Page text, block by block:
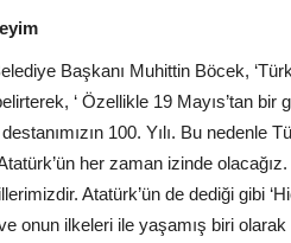
Başkanı Muhittin Böcek,
‘ Özellikle 19 Mayıs’tan bir
100. Yılı. Bu
her zaman izinde
Atatürk’ün de dediği gibi
onun ilkeleri ile yaşamış biri